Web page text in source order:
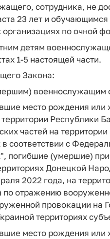
сотрудника, не
23 лет и
организациях по очной
детям
1-5 настоящей части.
Закона:
военнослужащим
место рождения или
Республики
частей на
соответствии с
погибшие (умершие)
Донецкой
2022 года, на
по отражению
провокации на
территориях
место рождения или